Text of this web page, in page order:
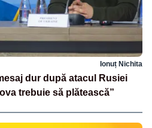
Ionuț Nichita
dur după atacul Rusiei
trebuie să plătească”